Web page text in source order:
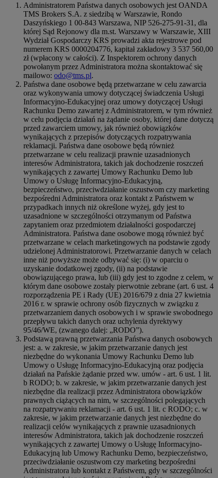
Administratorem Państwa danych osobowych jest OANDA
TMS Brokers S.A. z siedzibą w Warszawie, Rondo
Daszyńskiego 1 00-843 Warszawa, NIP 526-275-91-31, dla
której Sąd Rejonowy dla m.st. Warszawy w Warszawie, XIII
Wydział Gospodarczy KRS prowadzi akta rejestrowe pod
numerem KRS 0000204776, kapitał zakładowy 3 537 560,00
zł (wpłacony w całości). Z Inspektorem ochrony danych
powołanym przez Administratora można skontaktować się
mailowo: odo@tms.pl.
Państwa dane osobowe będą przetwarzane w celu zawarcia
oraz wykonywania umowy dotyczącej świadczenia Usługi
Informacyjno-Edukacyjnej oraz umowy dotyczącej Usługi
Rachunku Demo zawartej z Administratorem, w tym również
w celu podjęcia działań na żądanie osoby, której dane dotyczą
przed zawarciem umowy, jak również obowiązków
wynikających z przepisów dotyczących rozpatrywania
reklamacji. Państwa dane osobowe będą również
przetwarzane w celu realizacji prawnie uzasadnionych
interesów Administratora, takich jak dochodzenie roszczeń
wynikających z zawartej Umowy Rachunku Demo lub
Umowy o Usługę Informacyjno-Edukacyjną,
bezpieczeństwo, przeciwdziałanie oszustwom czy marketing
bezpośredni Administratora oraz kontakt z Państwem w
przypadkach innych niż określone wyżej, gdy jest to
uzasadnione w szczególności otrzymanym od Państwa
zapytaniem oraz przedmiotem działalności gospodarczej
Administratora. Państwa dane osobowe mogą również być
przetwarzane w celach marketingowych na podstawie zgody
udzielonej Administratorowi. Przetwarzanie danych w celach
inne niż powyższe może odbywać się: (i) w oparciu o
uzyskanie dodatkowej zgody, (ii) na podstawie
obowiązującego prawa, lub (iii) gdy jest to zgodne z celem, w
którym dane osobowe zostały pierwotnie zebrane (art. 6 ust. 4
rozporządzenia PE i Rady (UE) 2016/679 z dnia 27 kwietnia
2016 r. w sprawie ochrony osób fizycznych w związku z
przetwarzaniem danych osobowych i w sprawie swobodnego
przepływu takich danych oraz uchylenia dyrektywy
95/46/WE, (zwanego dalej: „RODO”).
Podstawą prawną przetwarzania Państwa danych osobowych
jest: a. w zakresie, w jakim przetwarzanie danych jest
niezbędne do wykonania Umowy Rachunku Demo lub
Umowy o Usługę Informacyjno-Edukacyjną oraz podjęcia
działań na Pańskie żądanie przed ww. umów - art. 6 ust. 1 lit.
b RODO; b. w zakresie, w jakim przetwarzanie danych jest
niezbędne dla realizacji przez Administratora obowiązków
prawnych ciążących na nim, w szczególności polegających
na rozpatrywaniu reklamacji - art. 6 ust. 1 lit. c RODO; c. w
zakresie, w jakim przetwarzanie danych jest niezbędne do
realizacji celów wynikających z prawnie uzasadnionych
interesów Administratora, takich jak dochodzenie roszczeń
wynikających z zawartej Umowy o Usługę Informacyjno-
Edukacyjną lub Umowy Rachunku Demo, bezpieczeństwo,
przeciwdziałanie oszustwom czy marketing bezpośredni
Administratora lub kontakt z Państwem, gdy w szczególności